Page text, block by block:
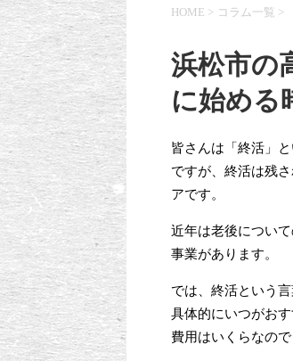
HOME > コラム一覧 >
浜松市の
に始める
皆さんは「終活」
ですが、終活は残
アです。
近年は老後につい
事業があります。
では、終活という
具体的にいつがお
費用はいくらなので